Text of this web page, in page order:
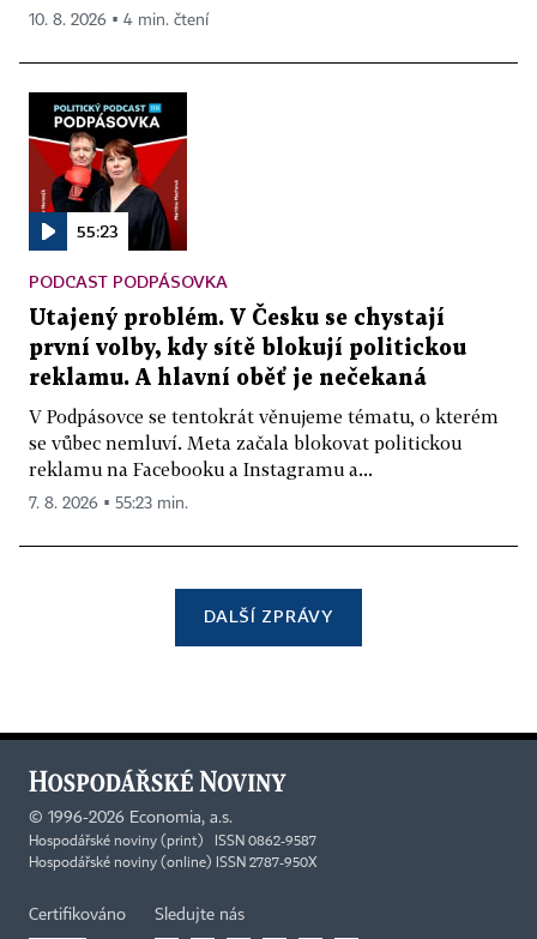
10. 8. 2026 ▪ 4 min. čtení
55:23
PODCAST PODPÁSOVKA
Utajený problém. V Česku se chystají
první volby, kdy sítě blokují politickou
reklamu. A hlavní oběť je nečekaná
V Podpásovce se tentokrát věnujeme tématu, o kterém
se vůbec nemluví. Meta začala blokovat politickou
reklamu na Facebooku a Instagramu a...
7. 8. 2026 ▪ 55:23 min.
DALŠÍ ZPRÁVY
© 1996-2026 Economia, a.s.
Hospodářské noviny (print) ISSN 0862-9587
Hospodářské noviny (online) ISSN 2787-950X
Certifikováno Sledujte nás